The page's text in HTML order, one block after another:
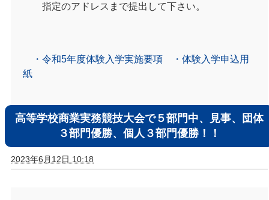
指定のアドレスまで提出して下さい。
・令和5年度体験入学実施要項
・体験入学申込用
紙
高等学校商業実務競技大会で５部門中、見事、団体
３部門優勝、個人３部門優勝！！
2023年6月12日 10:18